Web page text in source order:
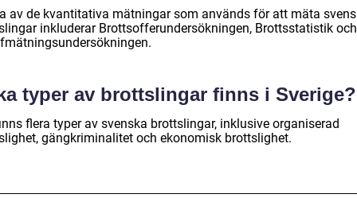
av de kvantitativa mätningar som används för att mäta
inkluderar Brottsofferundersökningen, Brottsstatistik och
typer av brottslingar finns i Sverige?
flera typer av svenska brottslingar, inklusive organiserad
gängkriminalitet och ekonomisk brottslighet.